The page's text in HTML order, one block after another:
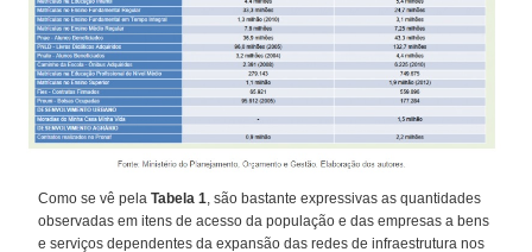
Como se vê pelaTabela 1, são bastante expressivas as quantidades
observadas em itens de acesso da população e das empresas a bens
e serviços dependentes da expansão das redes de infraestrutura nos